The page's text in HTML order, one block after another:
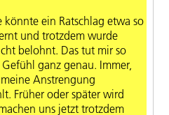
ein Ratschlag etwa so
und trotzdem wurde
belohnt. Das tut mir so
ganz genau. Immer,
Anstrengung
Früher oder später wird
uns jetzt trotzdem